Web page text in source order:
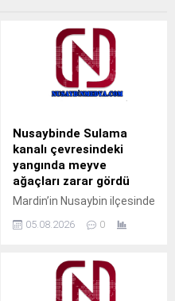
Nusaybinde Sulama
kanalı çevresindeki
yangında meyve
ağaçları zarar gördü
Mardin’in Nusaybin ilçesinde
çıkan kuru ot yangınında
gördü. Yangın, sabah
saatlerinde Nusaybin
ilçesine bağlı kırsal
05.08.2026 0